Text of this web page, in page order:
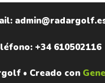
+34 610502116
• Creado con